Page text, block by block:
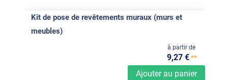
Kit de pose de revêtements muraux (murs et
meubles)
Ajouter au panier
à partir de
9,27 €**